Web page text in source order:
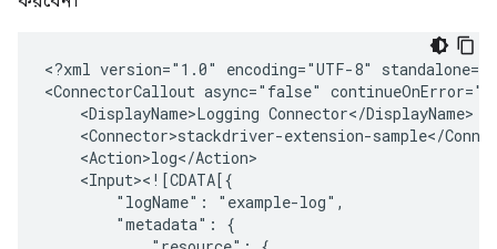
<?xml version="1.0" encoding="UTF-8"
<ConnectorCallout async="false"
<DisplayName>Logging
"logName":
"metadata":